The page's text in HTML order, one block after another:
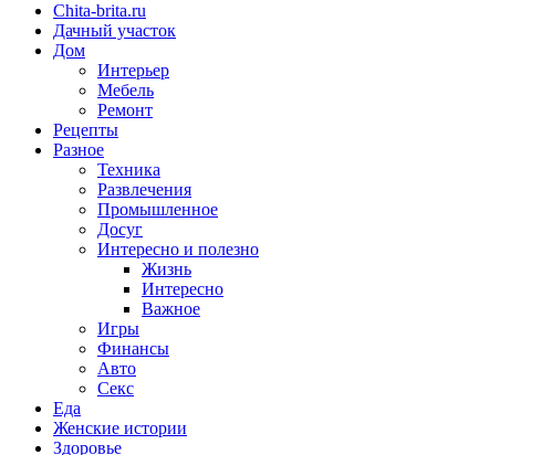
Chita-brita.ru
Дачный участок
Дом
Интерьер
Мебель
Ремонт
Рецепты
Разное
Техника
Развлечения
Промышленное
Досуг
Интересно и полезно
Жизнь
Интересно
Важное
Игры
Финансы
Авто
Секс
Еда
Женские истории
Здоровье